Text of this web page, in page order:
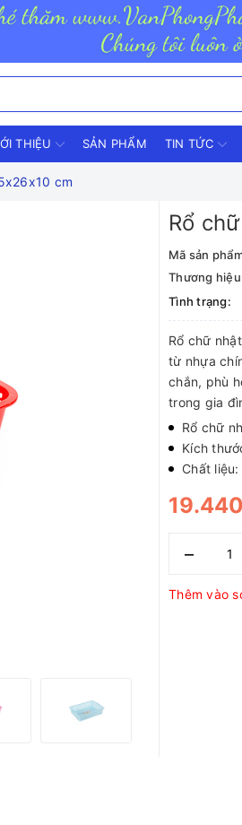
THIỆU SẢN PHẨM TIN TỨC
cm
Rổ
Mã sản
Thương
Tình trạng:
Rổ chữ
từ nhựa
chắn, phù
trong gia
Rổ chữ
Kích
Chất
–
Thêm vào